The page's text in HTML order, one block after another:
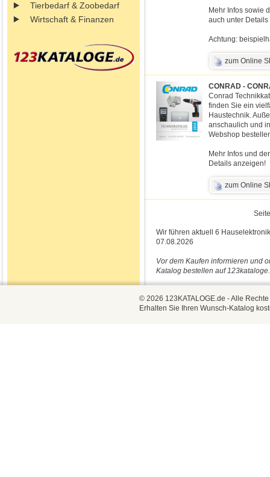
Tierbedarf & Zoobedarf
Wirtschaft & Finanzen
Mehr Infos sowie
auch unter
Achtung:
zum Online
CONRAD -
Conrad
finden Sie ein
Haustechnik.
anschaulich und
Webshop
Mehr Infos und
Details anzeigen!
zum Online
Wir führen aktuell 6
07.08.2026
Vor dem Kaufen informieren und
Katalog bestellen auf
© 2026 123KATALOGE.de - Alle
Erhalten Sie Ihren Wunsch-Katalog